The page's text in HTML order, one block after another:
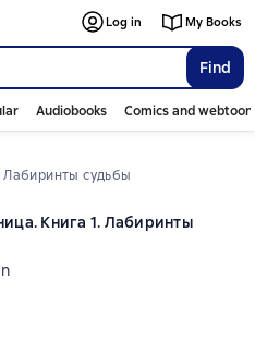
Find
Log in My Books
Audiobooks Comics and
Лабиринты судьбы
Книга 1. Лабиринты
available